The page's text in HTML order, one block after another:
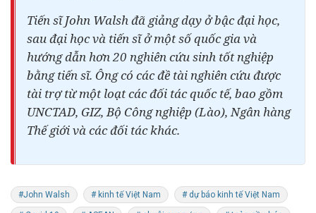
Tiến sĩ John Walsh đã giảng dạy ở bậc đại học,
sau đại học và tiến sĩ ở một số quốc gia và
hướng dẫn hơn 20 nghiên cứu sinh tốt nghiệp
bằng tiến sĩ. Ông có các đề tài nghiên cứu được
tài trợ từ một loạt các đối tác quốc tế, bao gồm
UNCTAD, GIZ, Bộ Công nghiệp (Lào),Ngân hàng
Thế giới và các đối tác khác.
#John Walsh # kinh tế Việt Nam # dự báo kinh tế Việt Nam